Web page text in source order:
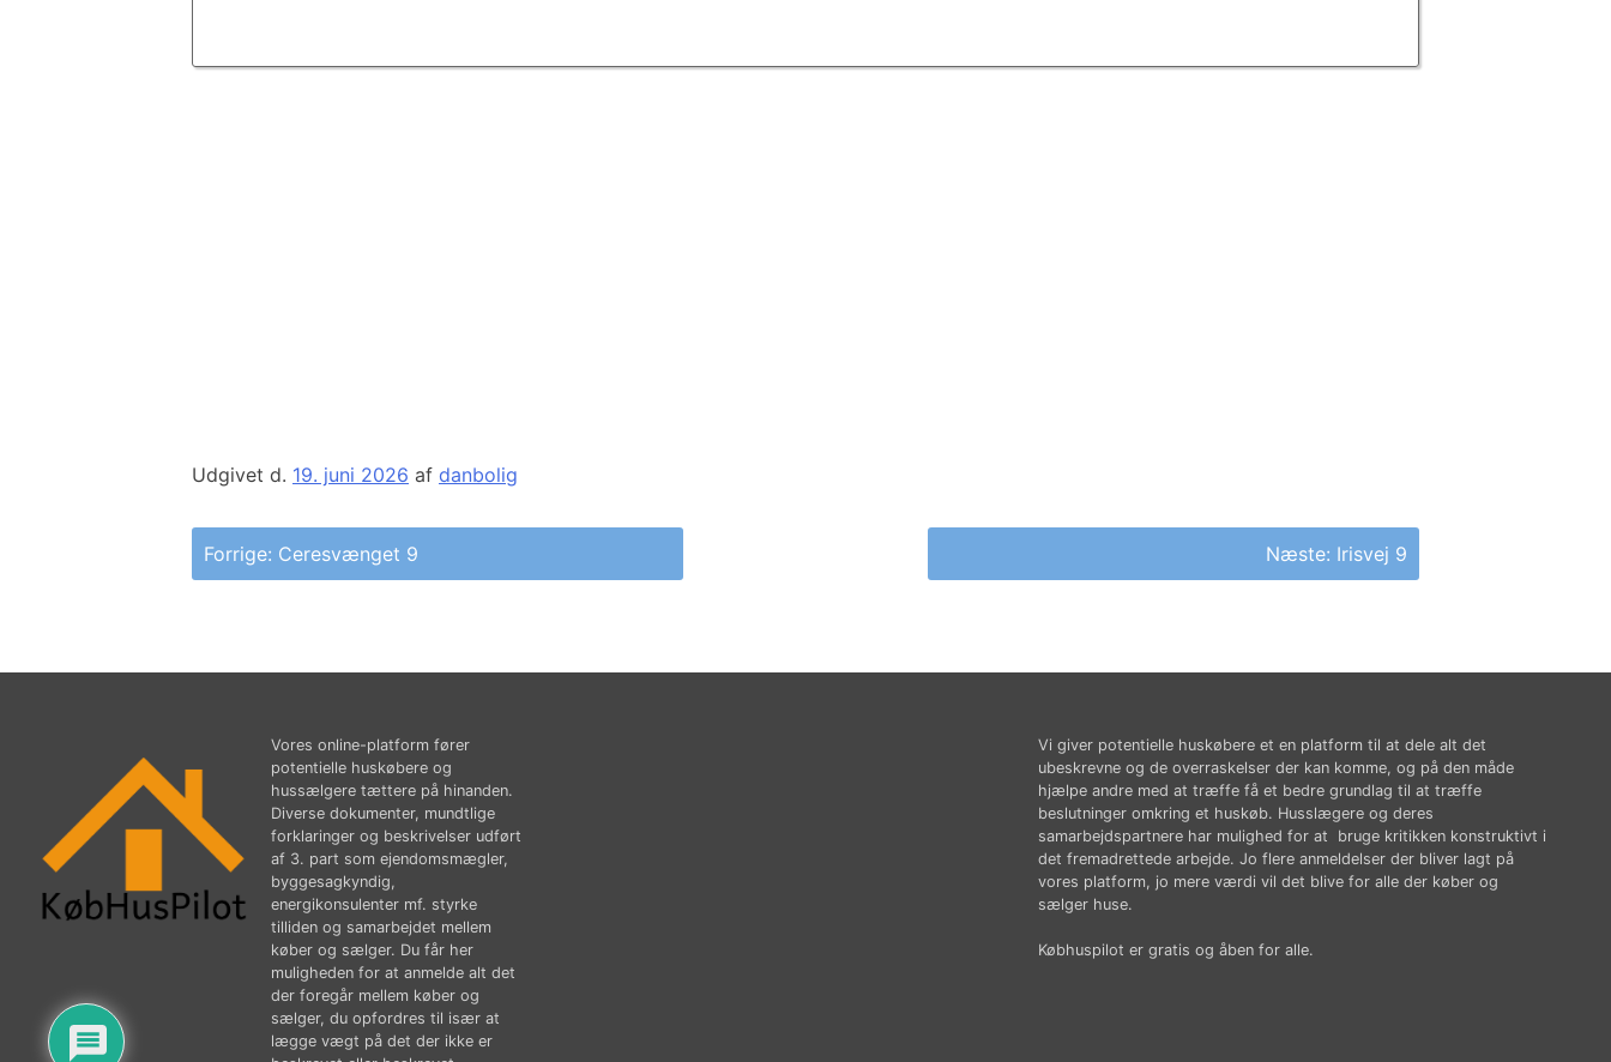
Udgivet d. 19. juni 2026 af danbolig
Indlægsnavigation
Forrige: Ceresvænget 9 Næste: Irisvej 9
Vores online-platform fører
potentielle huskøbere og
hussælgere tættere på hinanden.
Diverse dokumenter, mundtlige
forklaringer og beskrivelser udført
af 3. part som ejendomsmægler,
byggesagkyndig,
energikonsulenter mf. styrke
tilliden og samarbejdet mellem
køber og sælger. Du får her
muligheden for at anmelde alt det
der foregår mellem køber og
sælger, du opfordres til især at
lægge vægt på det der ikke er
Vi giver potentielle huskøbere et en platform til at dele alt det
ubeskrevne og de overraskelser der kan komme, og på den måde
hjælpe andre med at træffe få et bedre grundlag til at træffe
beslutninger omkring et huskøb. Husslægere og deres
samarbejdspartnere har mulighed for at bruge kritikken konstruktivt i
det fremadrettede arbejde. Jo flere anmeldelser der bliver lagt på
vores platform, jo mere værdi vil det blive for alle der køber og
sælger huse.
Købhuspilot er gratis og åben for alle.